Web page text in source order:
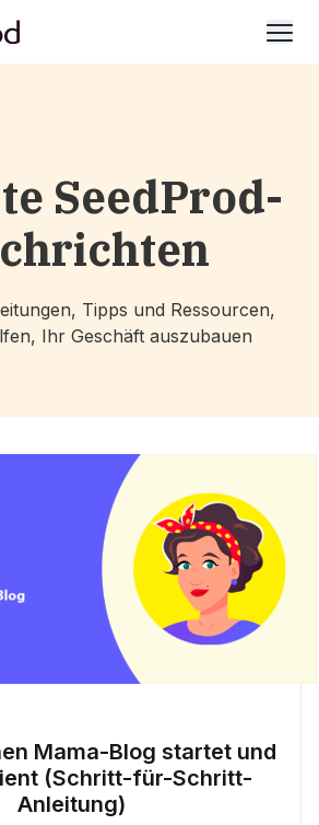
SeedProd-
Tipps und Ressourcen,
Ihr Geschäft auszubauen
Mama-Blog startet und
(Schritt-für-Schritt-
Anleitung)